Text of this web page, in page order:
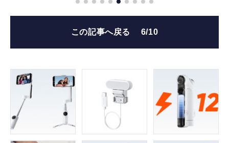
この記事へ戻る 6/10